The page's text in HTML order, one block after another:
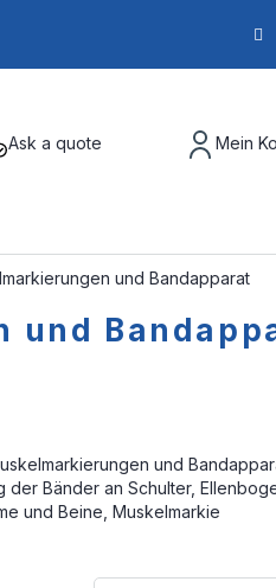
Ask a quote Mein
und Bandapparat
und
und
der Bänder an Schulter,
und Beine, Muskelmarkie